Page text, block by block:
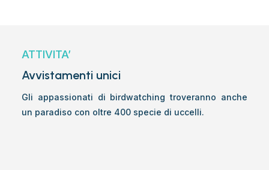
ATTIVITA’
Avvistamenti unici
Gli appassionati di birdwatching troveranno anche
un paradiso con oltre 400 specie di uccelli.